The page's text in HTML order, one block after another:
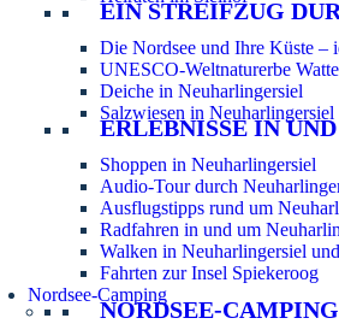
EIN STREIFZUG
Die Nordsee und Ihre Küste –
UNESCO-Weltnaturerbe
Deiche in Neuharlingersiel
Salzwiesen in Neuharlingersiel
ERLEBNISSE IN
Shoppen in Neuharlingersiel
Audio-Tour durch
Ausflugstipps rund um
Radfahren in und um
Walken in Neuharlingersiel
Fahrten zur Insel Spiekeroog
Nordsee-Camping
NORDSEE-CAMPING